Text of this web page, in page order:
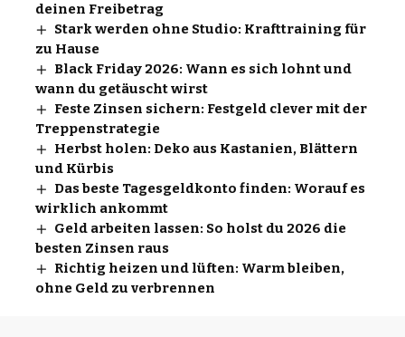
deinen Freibetrag
Stark werden ohne Studio: Krafttraining für
zu Hause
Black Friday 2026: Wann es sich lohnt und
wann du getäuscht wirst
Feste Zinsen sichern: Festgeld clever mit der
Treppenstrategie
Herbst holen: Deko aus Kastanien, Blättern
und Kürbis
Das beste Tagesgeldkonto finden: Worauf es
wirklich ankommt
Geld arbeiten lassen: So holst du 2026 die
besten Zinsen raus
Richtig heizen und lüften: Warm bleiben,
ohne Geld zu verbrennen